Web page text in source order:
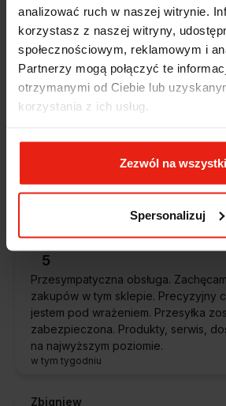
analizować ruch w naszej witrynie.
korzystasz z naszej witryny,
społecznościowym, reklamowym i
Partnerzy mogą połączyć te
otrzymanymi od Ciebie lub
korzystania z ich usług.
Zezwól na
Spersonalizuj
Ekspresowa realizacja zamówienia.
oczekiwaniami. Sprzedawca
polecenia 👍️👍️👍️👍️👍️👍️👍️
w tym tygodniu
Piotr
5
zabezpieczone. Bardzo kulturalna
terminy realizacji. 👍️
Stefan
5
Przesympatyczna obsługa.
zakupów w tym sklepie. Precyzyjny
jestem pod wrażeniem. Przesyłka
zabezpieczona. Produkty, serwis,
na najwyższym poziomie.
w tym tygodniu
Zbigniew